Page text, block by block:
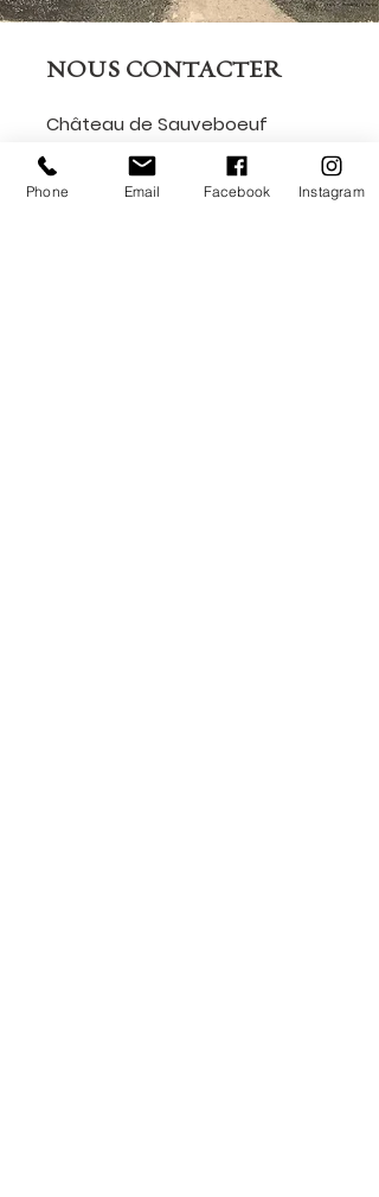
NOUS CONTACTER
Château de Sauveboeuf
chateau.de.sauveboeuf@gmail.co
Phone Email Facebook Instagram